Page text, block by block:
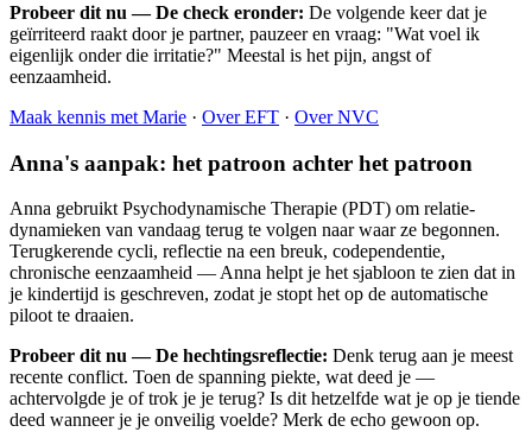
Probeer dit nu — De check eronder: De volgende keer dat je
geïrriteerd raakt door je partner, pauzeer en vraag: "Wat voel ik
eigenlijk onder die irritatie?" Meestal is het pijn, angst of
eenzaamheid.
Maak kennis met Marie · Over EFT · Over NVC
Anna's aanpak: het patroon achter het patroon
Anna gebruikt Psychodynamische Therapie (PDT) om relatie­
dynamieken van vandaag terug te volgen naar waar ze begonnen.
Terugkerende cycli, reflectie na een breuk, codependentie,
chronische eenzaamheid — Anna helpt je het sjabloon te zien dat in
je kindertijd is geschreven, zodat je stopt het op de automatische
piloot te draaien.
Probeer dit nu — De hechtingsreflectie: Denk terug aan je meest
recente conflict. Toen de spanning piekte, wat deed je —
achtervolgde je of trok je je terug? Is dit hetzelfde wat je op je tiende
deed wanneer je je onveilig voelde? Merk de echo gewoon op.